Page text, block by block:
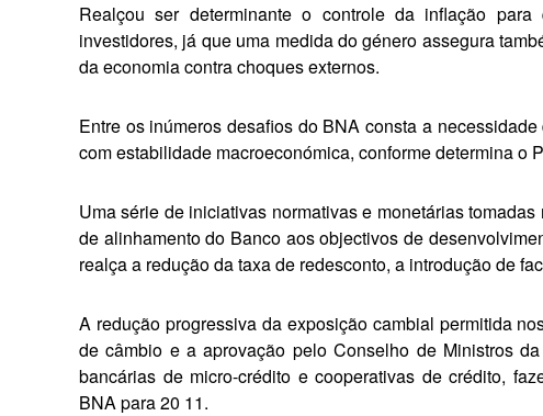
Realçou ser determinante o con­trole da inflação
investidores, já que uma medida do género assegura
da economia contra choques externos.
Entre os inúmeros desafios do BNA consta a
com estabilidade macroeco­nómica, conforme determina o
Uma série de iniciativas normati­vas e monetárias
de alinhamento do Banco aos objectivos de
realça a redução da taxa de redesconto, a introdução de
A redução progressiva da exposi­ção cambial permitida
de câmbio e a aprovação pelo Conselho de Ministros
bancárias de micro-crédito e cooperativas de crédito,
BNA para 20 11.